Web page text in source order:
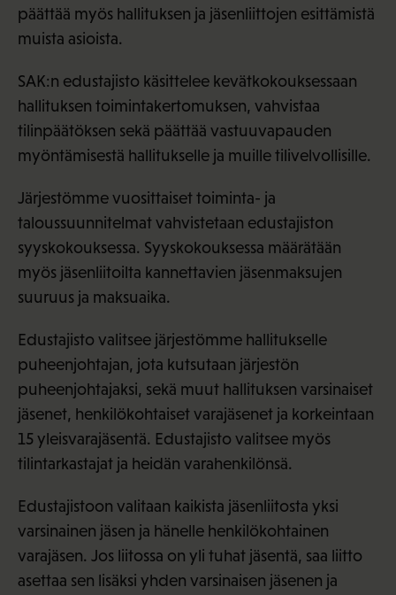
päättää myös hallituksen ja jäsenliittojen esittämistä
muista asioista.
SAK:n edustajisto käsittelee kevätkokouksessaan
hallituksen toimintakertomuksen, vahvistaa
tilinpäätöksen sekä päättää vastuuvapauden
myöntämisestä hallitukselle ja muille tilivelvollisille.
Järjestömme vuosittaiset toiminta- ja
taloussuunnitelmat vahvistetaan edustajiston
syyskokouksessa. Syyskokouksessa määrätään
myös jäsenliitoilta kannettavien jäsenmaksujen
suuruus ja maksuaika.
Edustajisto valitsee järjestömme hallitukselle
puheenjohtajan, jota kutsutaan järjestön
puheenjohtajaksi, sekä muut hallituksen varsinaiset
jäsenet, henkilökohtaiset varajäsenet ja korkeintaan
15 yleisvarajäsentä. Edustajisto valitsee myös
tilintarkastajat ja heidän varahenkilönsä.
Edustajistoon valitaan kaikista jäsenliitosta yksi
varsinainen jäsen ja hänelle henkilökohtainen
varajäsen. Jos liitossa on yli tuhat jäsentä, saa liitto
asettaa sen lisäksi yhden varsinaisen jäsenen ja